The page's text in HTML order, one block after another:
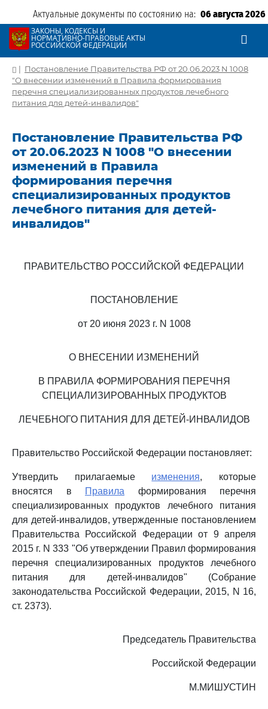
Актуальные документы по состоянию на: 06 августа 2026
ЗАКОНЫ, КОДЕКСЫ И
НОРМАТИВНО-ПРАВОВЫЕ АКТЫ
РОССИЙСКОЙ ФЕДЕРАЦИИ
| Постановление Правительства РФ от 20.06.2023 N 1008
"О внесении изменений в Правила формирования
перечня специализированных продуктов лечебного
питания для детей-инвалидов"
Постановление Правительства РФ
от 20.06.2023 N 1008 "О внесении
изменений в Правила
формирования перечня
специализированных продуктов
лечебного питания для детей-
инвалидов"
ПРАВИТЕЛЬСТВО РОССИЙСКОЙ ФЕДЕРАЦИИ
ПОСТАНОВЛЕНИЕ
от 20 июня 2023 г. N 1008
О ВНЕСЕНИИ ИЗМЕНЕНИЙ
В ПРАВИЛА ФОРМИРОВАНИЯ ПЕРЕЧНЯ
СПЕЦИАЛИЗИРОВАННЫХ ПРОДУКТОВ
ЛЕЧЕБНОГО ПИТАНИЯ ДЛЯ ДЕТЕЙ-ИНВАЛИДОВ
Правительство Российской Федерации постановляет:
Утвердить прилагаемые изменения, которые
вносятся в
Правила формирования перечня
специализированных продуктов лечебного питания
для детей-инвалидов, утвержденные постановлением
Правительства Российской Федерации от 9 апреля
2015 г. N 333 "Об утверждении Правил формирования
перечня специализированных продуктов лечебного
питания для детей-инвалидов" (Собрание
законодательства Российской Федерации, 2015, N 16,
ст. 2373).
Председатель Правительства
Российской Федерации
М.МИШУСТИН